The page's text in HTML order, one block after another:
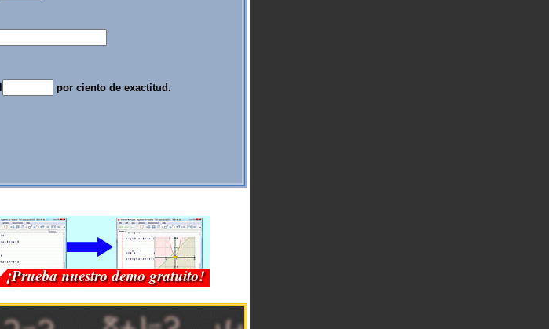
por ciento de exactitud.